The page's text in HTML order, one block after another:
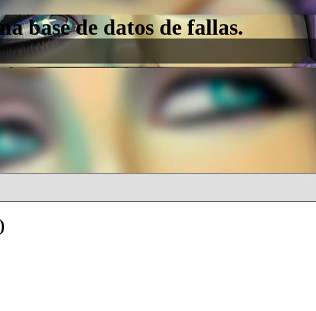
base de datos de fallas.